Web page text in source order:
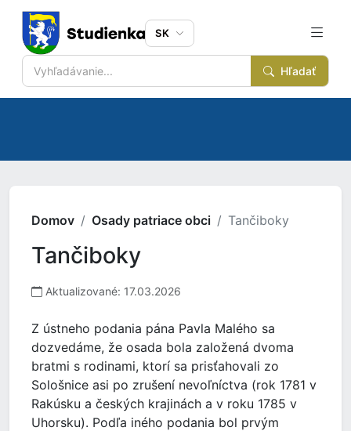
Hľadať
SK
Domov Osady patriace obci Tančiboky
Tančiboky
Aktualizované: 17.03.2026
Z ústneho podania pána Pavla Malého sa
dozvedáme, že osada bola založená dvoma
bratmi s rodinami, ktorí sa prisťahovali zo
Sološnice asi po zrušení nevoľníctva (rok 1781 v
Rakúsku a českých krajinách a v roku 1785 v
Uhorsku). Podľa iného podania bol prvým